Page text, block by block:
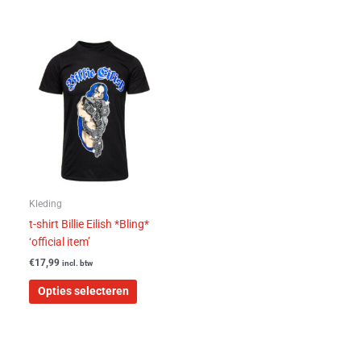
Kleding
t-shirt Billie Eilish *Bling*
‘official item’
€17,99 incl. btw
Opties selecteren
product
heeft
meerdere
op